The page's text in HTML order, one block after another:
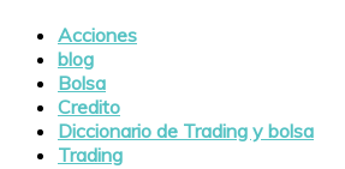
Acciones
blog
Bolsa
Credito
Diccionario de Trading y bolsa
Trading